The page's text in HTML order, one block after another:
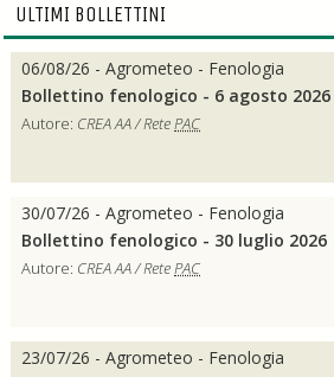
ULTIMI BOLLETTINI
06/08/26 - Agrometeo - Fenologia
Bollettino fenologico - 6 agosto 2026
Autore: CREA AA / RetePAC
30/07/26 - Agrometeo - Fenologia
Bollettino fenologico - 30 luglio 2026
Autore: CREA AA / RetePAC
23/07/26 - Agrometeo - Fenologia